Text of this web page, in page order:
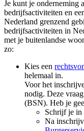
Je kunt je onderneming
bedrijfsactiviteiten en
Nederland grenzend
bedrijfsactiviteiten in
met je buitenlandse
zo:
Kies een
helemaal in.
Voor het
nodig. Deze
(BSN). Heb je
Schrijf je in
Na